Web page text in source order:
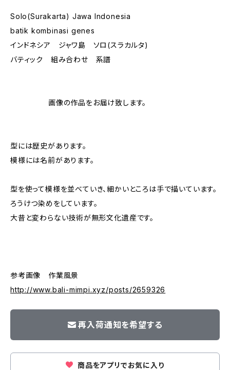
Solo(Surakarta) Jawa Indonesia
batik kombinasi genes
インドネシア ジャワ島 ソロ(スラカルタ)
バティック 組み合わせ 系譜
画像の作品をお届け致します。
型には歴史があります。
模様には名前があります。
型を使って模様を並べていき、細かいところは手で描いています。
ろうけつ染めをしています。
大昔と変わらない技術が無形文化遺産です。
参考画像 作業風景
http://www.bali-mimpi.xyz/posts/2659326
再入荷通知を希望する
商品をアプリでお気に入り